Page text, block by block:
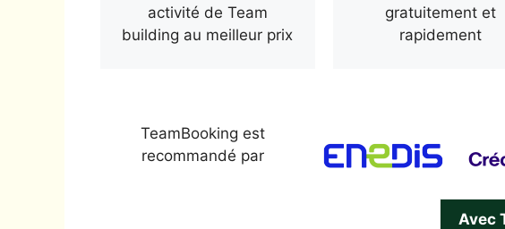
activité de Team
building au meilleur prix
gratuitement et
rapidement
TeamBooking est
recommandé par
Avec